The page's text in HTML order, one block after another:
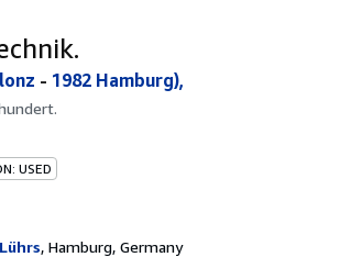
- 1982 Hamburg),
USED
, Hamburg, Germany